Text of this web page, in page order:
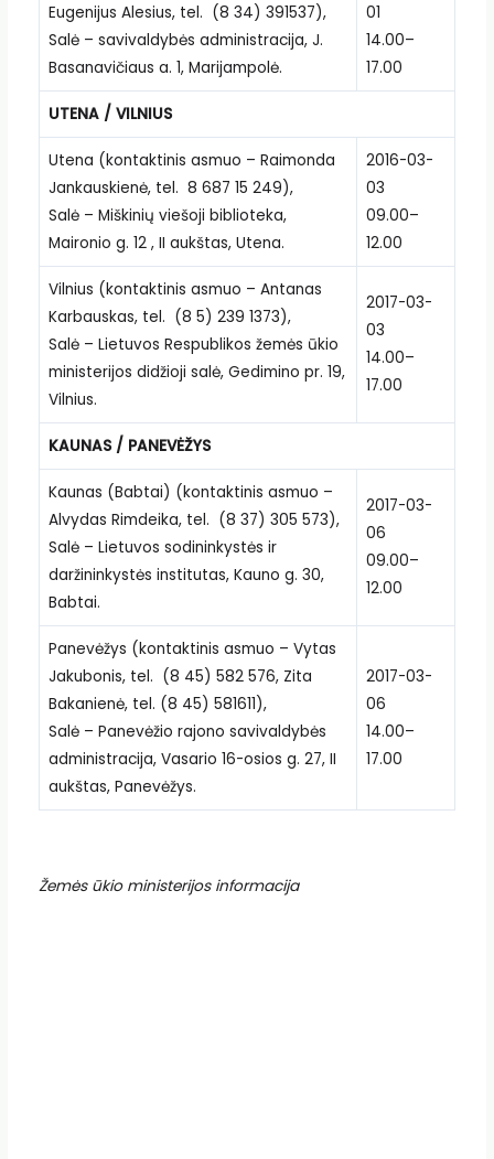
Eugenijus Alesius, tel. (8 34) 391537),
Salė – savivaldybės administracija, J.
Basanavičiaus a. 1, Marijampolė.
01
14.00–
17.00
UTENA / VILNIUS
Utena (kontaktinis asmuo – Raimonda
Jankauskienė, tel. 8 687 15 249),
Salė – Miškinių viešoji biblioteka,
Maironio g. 12 , II aukštas, Utena.
2016-03-
03
09.00–
12.00
Vilnius (kontaktinis asmuo – Antanas
Karbauskas, tel. (8 5) 239 1373),
Salė – Lietuvos Respublikos žemės ūkio
ministerijos didžioji salė, Gedimino pr. 19,
Vilnius.
2017-03-
03
14.00–
17.00
KAUNAS / PANEVĖŽYS
Kaunas (Babtai) (kontaktinis asmuo –
Alvydas Rimdeika, tel. (8 37) 305 573),
Salė – Lietuvos sodininkystės ir
daržininkystės institutas, Kauno g. 30,
Babtai.
2017-03-
06
09.00–
12.00
Panevėžys (kontaktinis asmuo – Vytas
Jakubonis, tel. (8 45) 582 576, Zita
Bakanienė, tel. (8 45) 581611),
Salė – Panevėžio rajono savivaldybės
administracija, Vasario 16-osios g. 27, II
aukštas, Panevėžys.
2017-03-
06
14.00–
17.00
Žemės ūkio ministerijos informacija